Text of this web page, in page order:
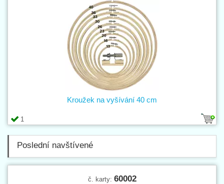
1
Kroužek na vyšívání 40 cm
Poslední navštívené
č. karty: 60002